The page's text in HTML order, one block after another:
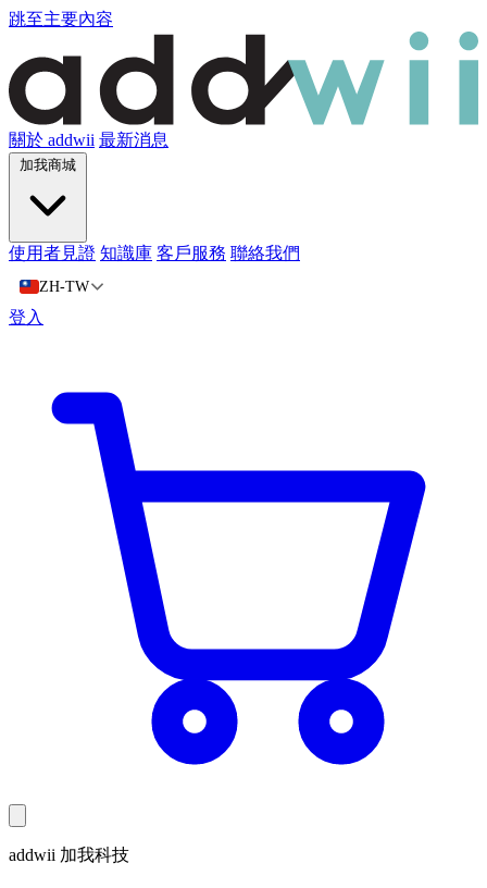
跳至主要內容
關於 addwii 最新消息
加我商城
使用者見證 知識庫 客戶服務 聯絡我們
ZH-TW
登入
addwii 加我科技